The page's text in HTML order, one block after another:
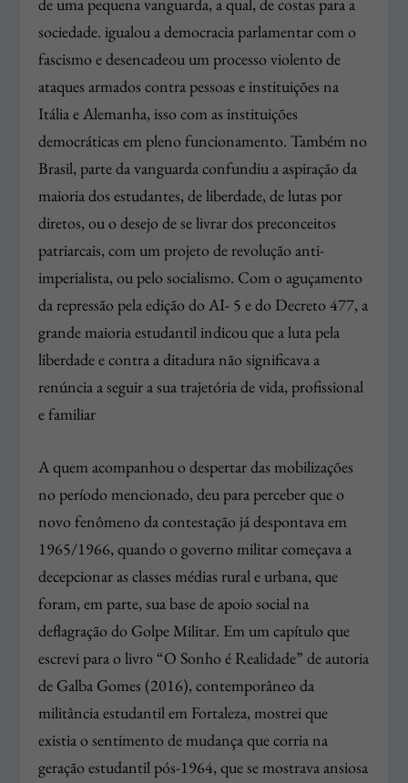
sociedade. igualou a democracia parlamentar com o
fascismo e desencadeou um processo violento de
ataques armados contra pessoas e instituições na
Itália e Alemanha, isso com as instituições
democráticas em pleno funcionamento. Também no
Brasil, parte da vanguarda confundiu a aspiração da
maioria dos estudantes, de liberdade, de lutas por
diretos, ou o desejo de se livrar dos preconceitos
patriarcais, com um projeto de revolução anti-
imperialista, ou pelo socialismo. Com o aguçamento
da repressão pela edição do AI- 5 e do Decreto 477, a
grande maioria estudantil indicou que a luta pela
liberdade e contra a ditadura não significava a
renúncia a seguir a sua trajetória de vida, profissional
e familiar
A quem acompanhou o despertar das mobilizações
no período mencionado, deu para perceber que o
novo fenômeno da contestação já despontava em
1965/1966, quando o governo militar começava a
decepcionar as classes médias rural e urbana, que
foram, em parte, sua base de apoio social na
deflagração do Golpe Militar. Em um capítulo que
escrevi para o livro “O Sonho é Realidade” de autoria
de Galba Gomes (2016), contemporâneo da
militância estudantil em Fortaleza, mostrei que
existia o sentimento de mudança que corria na
geração estudantil pós-1964, que se mostrava ansiosa